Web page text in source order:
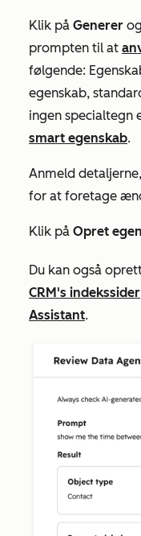
Klik på Generer
prompten til at
følgende:
egenskab,
ingen specialtegn
smart egenskab.
Anmeld
for at foretage
Klik på Opret
Du kan også
CRM's indekssider
Assistant.